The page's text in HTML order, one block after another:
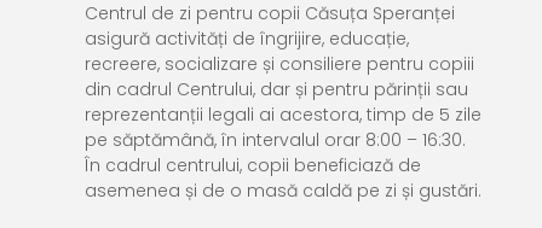
Centrul de zi pentru copii Căsuța Speranței
asigură activități de îngrijire, educație,
recreere, socializare și consiliere pentru copiii
din cadrul Centrului, dar și pentru părinții sau
reprezentanții legali ai acestora, timp de 5 zile
pe săptămână, în intervalul orar 8:00 – 16:30.
În cadrul centrului, copii beneficiază de
asemenea și de o masă caldă pe zi și gustări.